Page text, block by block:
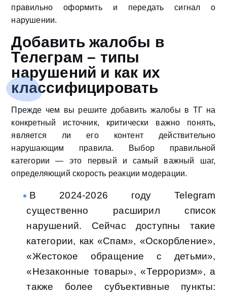
правильно оформить и передать сигнал о
нарушении.
Добавить жалобы в
Телеграм – типы
нарушений и как их
классифицировать
Прежде чем вы решите добавить жалобы в ТГ на
конкретный источник, критически важно понять,
является ли его контент действительно
нарушающим правила. Выбор правильной
категории — это первый и самый важный шаг,
определяющий скорость реакции модерации.
В 2024-2026 году Telegram
существенно расширил список
нарушений. Сейчас доступны такие
категории, как «Спам», «Оскорбление»,
«Жестокое обращение с детьми»,
«Незаконные товары», «Терроризм», а
также более субъективные пункты: